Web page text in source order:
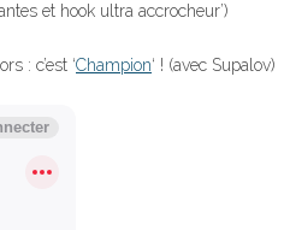
et hook ultra accrocheur’)
: c’est ‘Champion‘ ! (avec Supalov)